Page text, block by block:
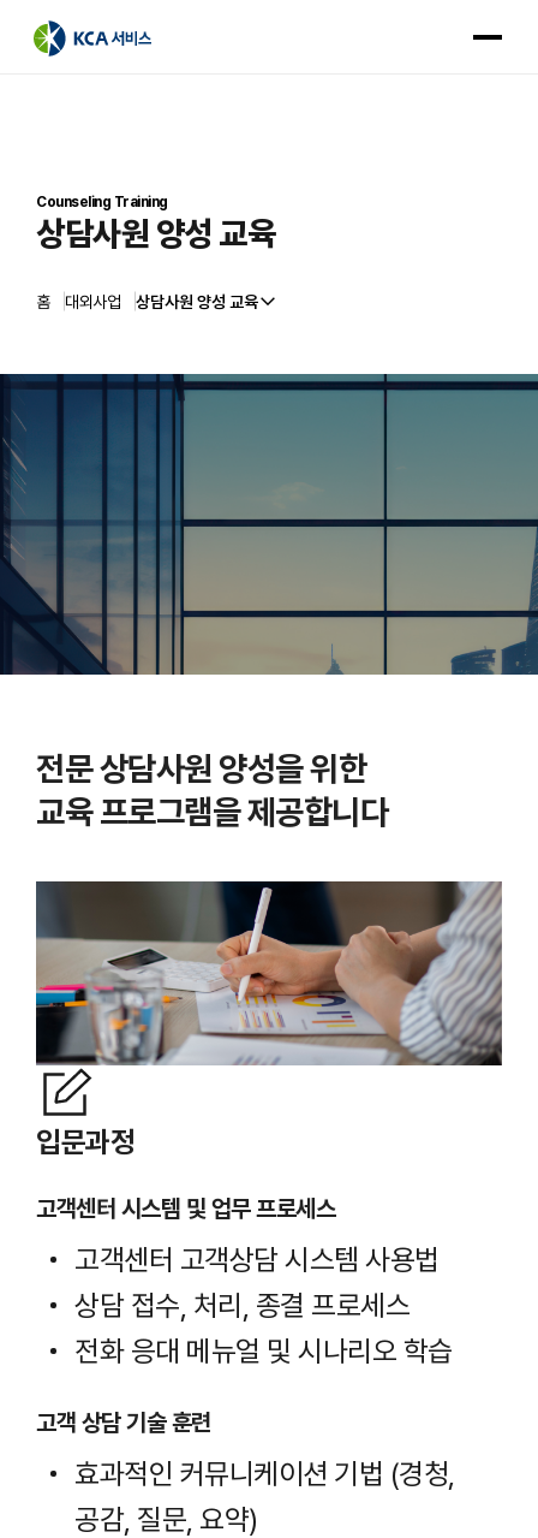
대외사업
인재채용
소비자중심경영
대출모집법인
문의하기
Counseling Training
상담사원 양성 교육
홈 대외사업 상담사원 양성 교육
전문 상담사원 양성을 위한
교육 프로그램을 제공합니다
입문과정
고객센터 시스템 및 업무 프로세스
고객센터 고객상담 시스템 사용법
상담 접수, 처리, 종결 프로세스​
전화 응대 메뉴얼 및 시나리오 학습​
고객 상담 기술 훈련
효과적인 커뮤니케이션 기법 (경청,
공감, 질문, 요약)